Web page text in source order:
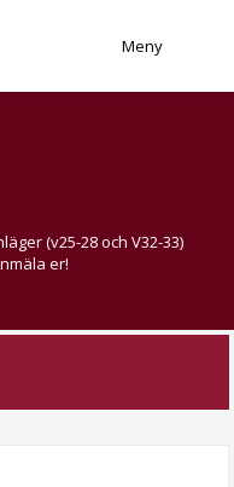
Meny
(v25-28 och V32-33)
er!